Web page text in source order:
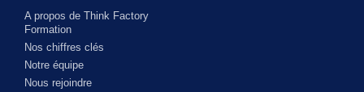
A propos de Think Factory
Formation
Nos chiffres clés
Notre équipe
Nous rejoindre